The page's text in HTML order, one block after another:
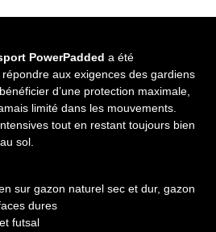
PowerPadded a été
aux exigences des gardiens
d’une protection maximale,
limité dans les mouvements.
tout en restant toujours bien
sol.
sur gazon naturel sec et dur, gazon
dures
futsal